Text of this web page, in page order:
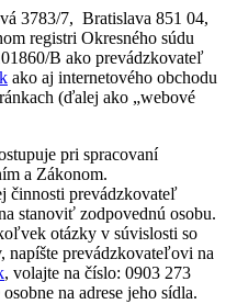
3783/7, Bratislava 851 04,
registri Okresného súdu
B ako prevádzkovateľ
ako aj internetového obchodu
(ďalej ako „webové
pri spracovaní
a Zákonom.
činnosti prevádzkovateľ
stanoviť zodpovednú osobu.
otázky v súvislosti so
napíšte prevádzkovateľovi na
, volajte na číslo: 0903 273
na adrese jeho sídla.